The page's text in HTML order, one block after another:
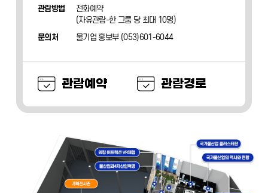
관람방법
전화예약
(자유관람-한 그룹 당 최대 10명)
문의처
물기업 홍보부 (053)601-6044
관람예약 관람경로